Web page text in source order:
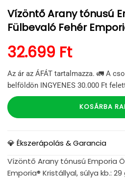
Vízöntő Arany tónusú
Fülbevaló Fehér
Normál ár
32.699 Ft
Az ár az ÁFÁT tartalmazza. 🚛 A
belföldön INGYENES 30.000 Ft
KOSÁRBA
💎 Ékszerápolás & Garancia
Vízöntő Arany tónusú Emporia
Emporia® Kristállyal, súlya kb.: